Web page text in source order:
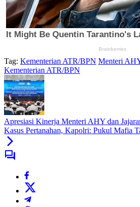
Tag: Kementerian ATR/BPN Menteri
Kementerian ATR/BPN
Apresiasi Kinerja Menteri AHY dan
Kasus Pertanahan, Kapolri: Pukul Mafia